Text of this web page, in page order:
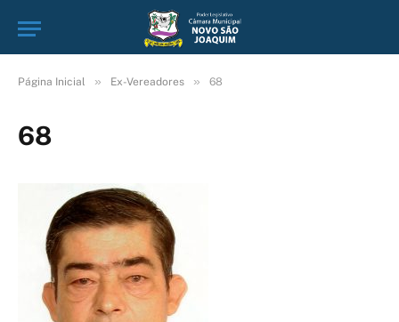
Página Inicial » Ex-Vereadores » 68
68